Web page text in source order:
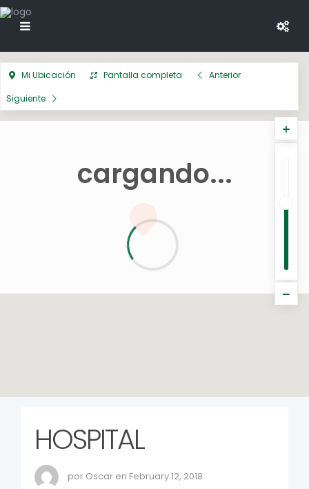
cargando...
Mi Ubicación Pantalla completa
Anterior
Siguiente
HOSPITAL
por Oscar en February 12, 2018